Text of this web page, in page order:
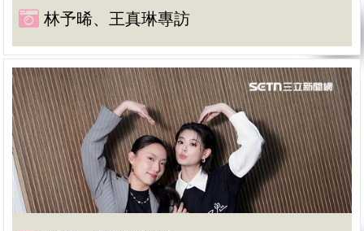
林予晞、王真琳專訪